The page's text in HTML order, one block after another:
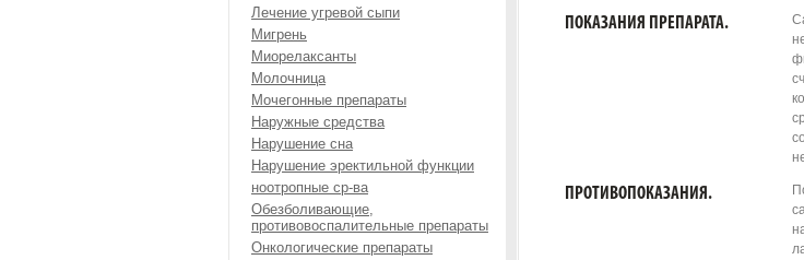
Лечение угревой сыпи
Мигрень
Миорелаксанты
Молочница
Мочегонные препараты
Наружные средства
Нарушение сна
Нарушение эректильной функции
ноотропные ср-ва
Обезболивающие,
противовоспалительные препараты
Онкологические препараты
ПОКАЗАНИЯ ПРЕПАРАТА.
ПРОТИВОПОКАЗАНИЯ.